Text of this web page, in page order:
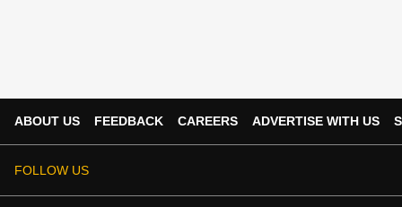
ABOUT US FEEDBACK CAREERS ADVERTISE WITH US
FOLLOW US